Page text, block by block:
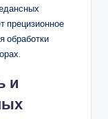
прецизионное
обработки
и